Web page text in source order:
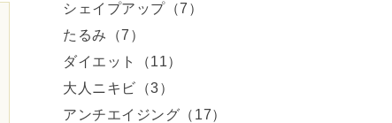
シェイプアップ（7）
たるみ（7）
ダイエット（11）
大人ニキビ（3）
アンチエイジング（17）